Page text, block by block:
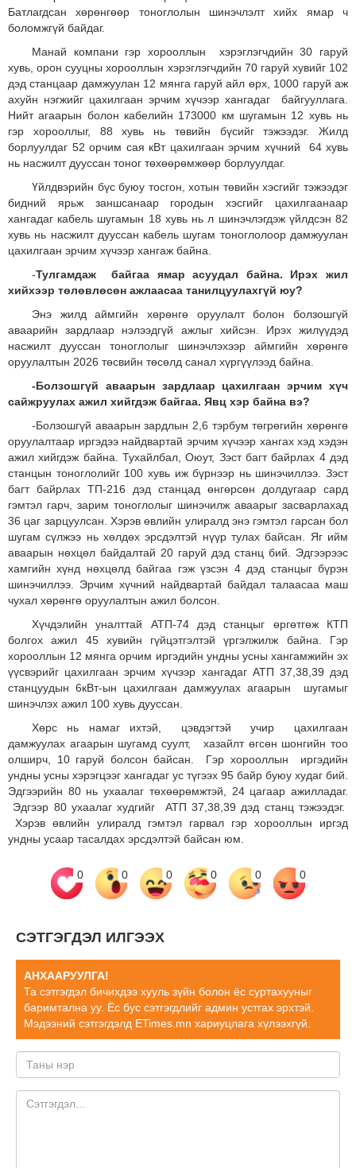
Батлагдсан хөрөнгөөр тоноглолын шинэчлэлт хийх ямар ч
боломжгүй байдаг.
Манай компани гэр хорооллын хэрэглэгчдийн 30 гаруй
хувь, орон сууцны хорооллын хэрэглэгчдийн 70 гаруй хувийг 102
дэд станцаар дамжуулан 12 мянга гаруй айл өрх, 1000 гаруй аж
ахуйн нэгжийг цахилгаан эрчим хүчээр хангадаг байгууллага.
Нийт агаарын болон кабелийн 173000 км шугамын 12 хувь нь
гэр хорооллыг, 88 хувь нь төвийн бүсийг тэжээдэг. Жилд
борлуулдаг 52 орчим сая кВт цахилгаан эрчим хүчний 64 хувь
нь насжилт дууссан тоног төхөөрөмжөөр борлуулдаг.
Үйлдвэрийн бүс буюу тосгон, хотын төвийн хэсгийг тэжээдэг
бидний ярьж заншсанаар городын хэсгийг цахилгаанаар
хангадаг кабель шугамын 18 хувь нь л шинэчлэгдэж үйлдсэн 82
хувь нь насжилт дууссан кабель шугам тоноглолоор дамжуулан
цахилгаан эрчим хүчээр хангаж байна.
-Тулгамдаж байгаа ямар асуудал байна. Ирэх жил
хийхээр төлөвлөсөн ажлаасаа танилцуулахгүй юу?
Энэ жилд аймгийн хөрөнгө оруулалт болон болзошгүй
аваарийн зардлаар нэлээдгүй ажлыг хийсэн. Ирэх жилүүдэд
насжилт дууссан тоноглолыг шинэчлэхээр аймгийн хөрөнгө
оруулалтын 2026 төсвийн төсөлд санал хүргүүлээд байна.
-Болзошгүй аваарын зардлаар цахилгаан эрчим хүч
сайжруулах ажил хийгдэж байгаа. Явц хэр байна вэ?
-Болзошгүй аваарын зардлын 2,6 тэрбум төгрөгийн хөрөнгө
оруулалтаар иргэдээ найдвартай эрчим хүчээр хангах хэд хэдэн
ажил хийгдэж байна. Тухайлбал, Оюут, Зэст багт байрлах 4 дэд
станцын тоноглолийг 100 хувь иж бүрнээр нь шинэчиллээ. Зэст
багт байрлах ТП-216 дэд станцад өнгөрсөн долдугаар сард
гэмтэл гарч, зарим тоноглолыг шинэчилж аваарыг засварлахад
36 цаг зарцуулсан. Хэрэв өвлийн улиралд энэ гэмтэл гарсан бол
шугам сүлжээ нь хөлдөх эрсдэлтэй нүүр тулах байсан. Яг ийм
аваарын нөхцөл байдалтай 20 гаруй дэд станц бий. Эдгээрээс
хамгийн хүнд нөхцөлд байгаа гэж үзсэн 4 дэд станцыг бүрэн
шинэчиллээ. Эрчим хүчний найдвартай байдал талаасаа маш
чухал хөрөнгө оруулалтын ажил болсон.
Хүчдэлийн уналттай АТП-74 дэд станцыг өргөтгөж КТП
болгох ажил 45 хувийн гүйцэтгэлтэй үргэлжилж байна. Гэр
хорооллын 12 мянга орчим иргэдийн ундны усны хангамжийн эх
үүсвэрийг цахилгаан эрчим хүчээр хангадаг АТП 37,38,39 дэд
станцуудын 6кВт-ын цахилгаан дамжуулах агаарын шугамыг
шинэчлэх ажил 100 хувь дууссан.
Хөрс нь намаг ихтэй, цэвдэгтэй учир цахилгаан
дамжуулах агаарын шугамд суулт, хазайлт өгсөн шонгийн тоо
олширч, 10 гаруй болсон байсан. Гэр хорооллын иргэдийн
ундны усны хэрэгцээг хангадаг ус түгээх 95 байр буюу худаг бий.
Эдгээрийн 80 нь ухаалаг төхөөрөмжтэй, 24 цагаар ажилладаг.
Эдгээр 80 ухаалаг худгийг АТП 37,38,39 дэд станц тэжээдэг.
Хэрэв өвлийн улиралд гэмтэл гарвал гэр хорооллын иргэд
ундны усаар тасалдах эрсдэлтэй байсан юм.
0 0 0 0 0 0
СЭТГЭГДЭЛ ИЛГЭЭХ
АНХААРУУЛГА!
Та сэтгэгдэл бичихдээ хууль зүйн болон ёс суртахууныг
баримтална уу. Ёс бус сэтгэгдлийг админ устгах эрхтэй.
Мэдээний сэтгэгдэлд ETimes.mn хариуцлага хүлээхгүй.